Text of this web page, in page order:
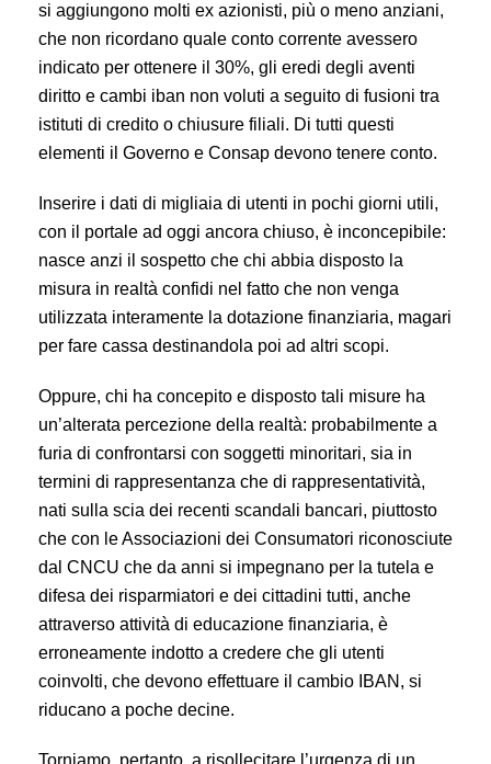
si aggiungono molti ex azionisti, più o meno anziani,
che non ricordano quale conto corrente avessero
indicato per ottenere il 30%, gli eredi degli aventi
diritto e cambi iban non voluti a seguito di fusioni tra
istituti di credito o chiusure filiali. Di tutti questi
elementi il Governo e Consap devono tenere conto.
Inserire i dati di migliaia di utenti in pochi giorni utili,
con il portale ad oggi ancora chiuso, è inconcepibile:
nasce anzi il sospetto che chi abbia disposto la
misura in realtà confidi nel fatto che non venga
utilizzata interamente la dotazione finanziaria, magari
per fare cassa destinandola poi ad altri scopi.
Oppure, chi ha concepito e disposto tali misure ha
un’alterata percezione della realtà: probabilmente a
furia di confrontarsi con soggetti minoritari, sia in
termini di rappresentanza che di rappresentatività,
nati sulla scia dei recenti scandali bancari, piuttosto
che con le Associazioni dei Consumatori riconosciute
dal CNCU che da anni si impegnano per la tutela e
difesa dei risparmiatori e dei cittadini tutti, anche
attraverso attività di educazione finanziaria, è
erroneamente indotto a credere che gli utenti
coinvolti, che devono effettuare il cambio IBAN, si
riducano a poche decine.
Torniamo, pertanto, a risollecitare l’urgenza di un